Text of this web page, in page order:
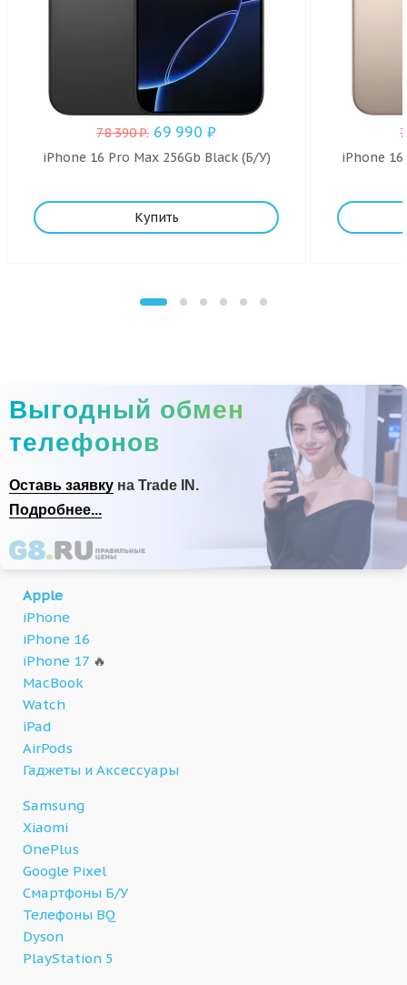
78 390₽. 69 990 ₽
iPhone 16 Pro Max 256Gb Black (Б/У)
Купить
iPhone
Выгодный обмен
телефонов
Оставь заявку на Trade IN.
Подробнее...
Apple
iPhone
iPhone 16
iPhone 17 🔥
MacBook
Watch
iPad
AirPods
Гаджеты и Аксессуары
Samsung
Xiaomi
OnePlus
Google Pixel
Смартфоны Б/У
Телефоны BQ
Dyson
PlayStation 5